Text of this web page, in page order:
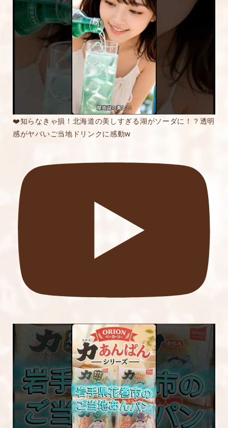
内容をご確認の上、「レビューを送信する」ボ
タンから送信ください。
❤️知らなきゃ損！北海道の美しすぎる湖がソーダに！？透明
感がヤバいご当地ドリンクに感動w